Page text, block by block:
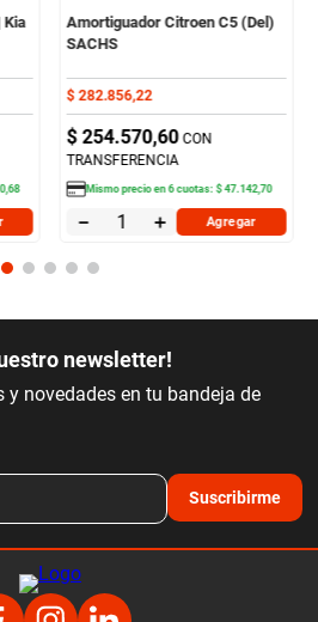
Kia
,68
Amortiguador Citroen C5 (Del)
SACHS
$ 282.856,22
$ 254.570,60 CON
TRANSFERENCIA
Mismo precio en6cuotas:$ 47.142,70
＋
－ Agregar
newsletter!
y novedades en tu bandeja de
Suscribirme